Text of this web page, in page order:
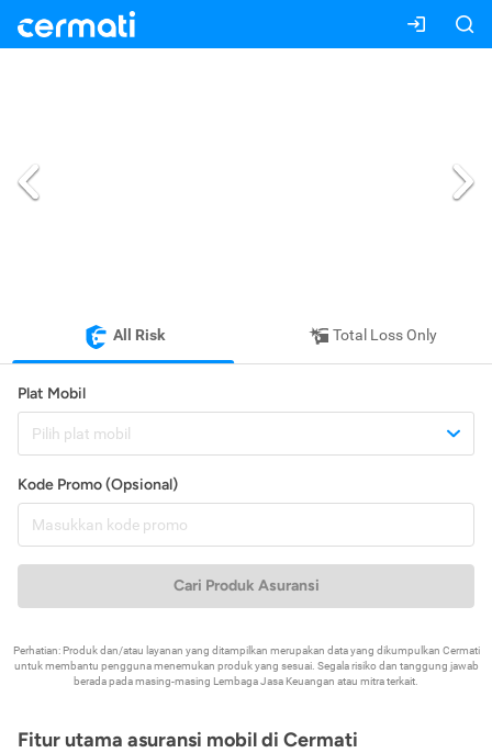
All Risk Total Loss Only
Plat Mobil
Pilih plat mobil
Kode Promo (Opsional)
Cari Produk Asuransi
Perhatian: Produk dan/atau layanan yang ditampilkan merupakan data yang dikumpulkan Cermati
untuk membantu pengguna menemukan produk yang sesuai. Segala risiko dan tanggung jawab
berada pada masing-masing Lembaga Jasa Keuangan atau mitra terkait.
Fitur utama asuransi mobil di Cermati